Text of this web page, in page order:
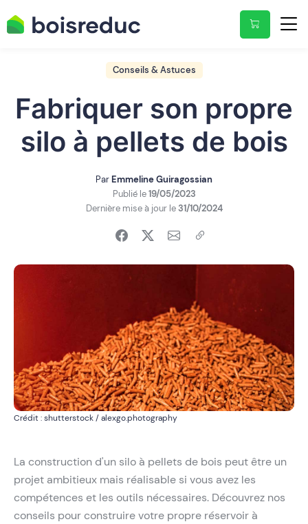
Conseils & Astuces
Fabriquer son propre
silo à pellets de bois
ParEmmeline Guiragossian
Publié le19/05/2023
Dernière mise à jour le31/10/2024
Crédit : shutterstock / alexgo.photography
La construction d'un silo à pellets de bois peut être un
projet ambitieux mais réalisable si vous avez les
compétences et les outils nécessaires. Découvrez nos
conseils pour construire votre propre réservoir à